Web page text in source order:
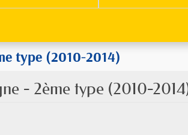
type (2010-2014)
- 2ème type (2010-